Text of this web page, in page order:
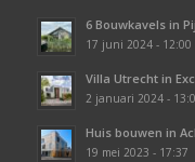
6 Bouwkavels in
17 juni 2024 - 12:00
Villa Utrecht in
2 januari 2024 -
Huis bouwen in
19 mei 2023 - 17:37